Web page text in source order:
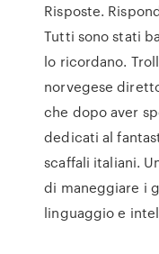
Risposte.
Tutti sono stati
lo ricordano.
norvegese
che dopo aver
dedicati al
scaffali italiani.
di maneggiare i
linguaggio e